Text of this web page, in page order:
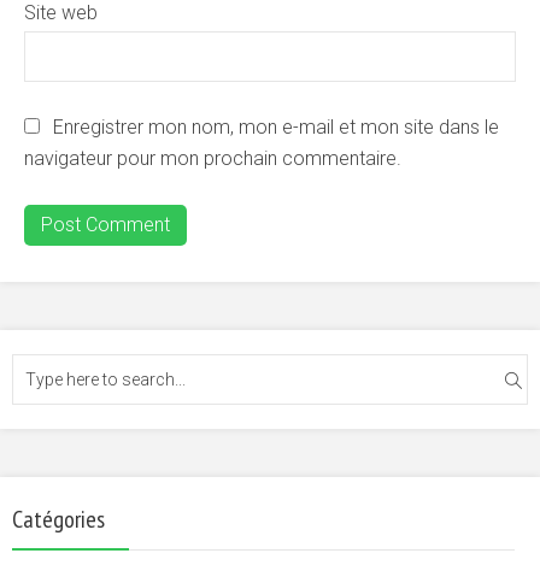
Site web
Enregistrer mon nom, mon e-mail et mon site dans le
navigateur pour mon prochain commentaire.
Catégories